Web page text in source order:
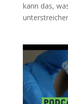
kann das,